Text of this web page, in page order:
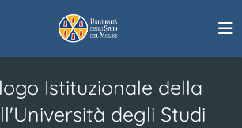
Istituzionale della
degli Studi